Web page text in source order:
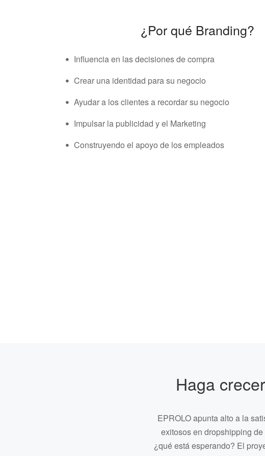
¿Por qué Branding?
・ Influencia en las decisiones de compra
・ Crear una identidad para su negocio
・ Ayudar a los clientes a recordar su negocio
・ Impulsar la publicidad y el Marketing
・ Construyendo el apoyo de los empleados
Haga
EPROLO apunta alto a la
exitosos en dropshipping de
¿qué está esperando? El